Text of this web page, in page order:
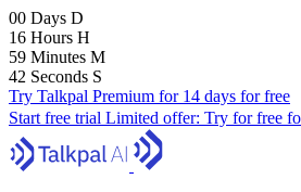
00 Days D
16 Hours H
59 Minutes M
41 Seconds S
Try Talkpal Premium for 14 days for free
Start free trial Limited offer: Try for free